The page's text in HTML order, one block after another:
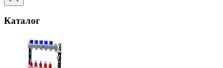
Каталог